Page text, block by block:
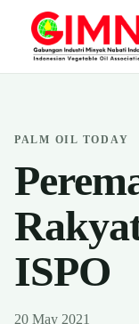
PALM OIL TODAY
ISPO
20 May 2021